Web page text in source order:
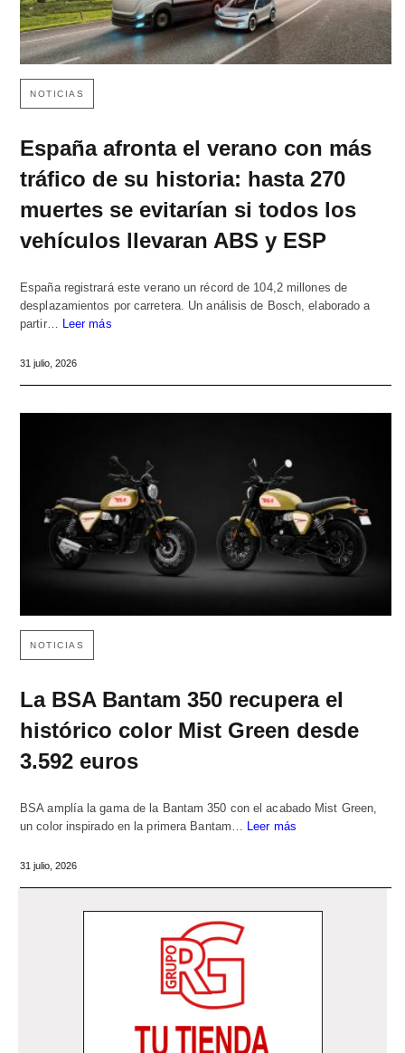
NOTICIAS
España afronta el verano con más
tráfico de su historia: hasta 270
muertes se evitarían si todos los
vehículos llevaran ABS y ESP
España registrará este verano un récord de 104,2 millones de
desplazamientos por carretera. Un análisis de Bosch, elaborado a
partir… Leer más
31 julio, 2026
NOTICIAS
La BSA Bantam 350 recupera el
histórico color Mist Green desde
3.592 euros
BSA amplía la gama de la Bantam 350 con el acabado Mist Green,
un color inspirado en la primera Bantam…
Leer más
31 julio, 2026